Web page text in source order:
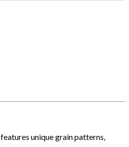
features unique grain patterns,